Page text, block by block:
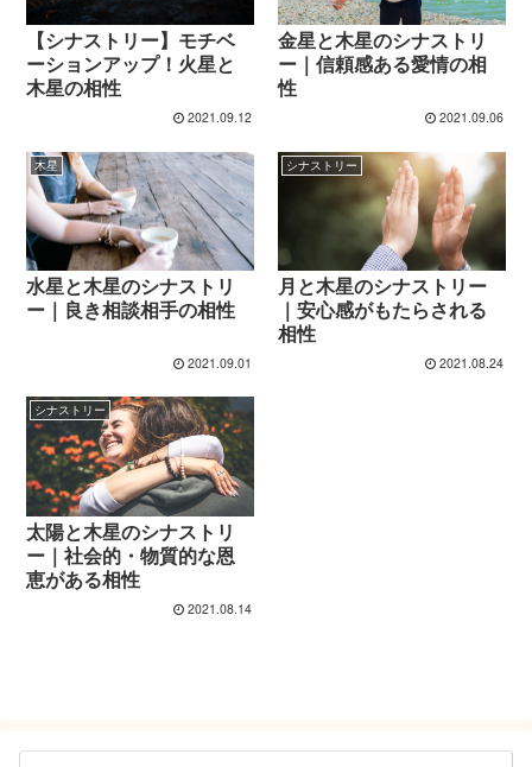
【シナストリー】モチベ
ーションアップ！火星と
木星の相性
2021.09.12
金星と木星のシナストリ
ー｜信頼感ある愛情の相
性
2021.09.06
木星
水星と木星のシナストリ
ー｜良き相談相手の相性
2021.09.01
シナストリー
月と木星のシナストリー
｜安心感がもたらされる
相性
2021.08.24
シナストリー
太陽と木星のシナストリ
ー｜社会的・物質的な恩
恵がある相性
2021.08.14